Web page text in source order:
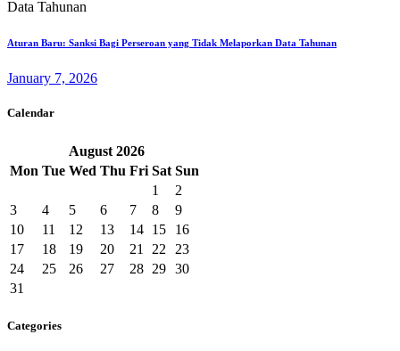
Aturan Baru: Sanksi Bagi Perseroan yang Tidak Melaporkan Data Tahunan
January 7, 2026
Calendar
August 2026
Mon Tue Wed Thu Fri Sat Sun
1
2
3
4 5 6 7 8
9
10
11 12 13 14 15
16
17
18 19 20 21 22
23
24
25 26 27 28 29 30
31
Categories